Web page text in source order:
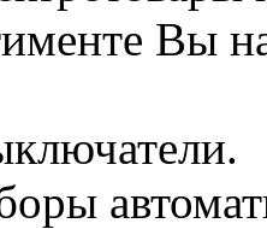
Вы